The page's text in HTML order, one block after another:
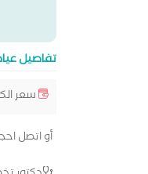
تفاصيل
سعر
أو اتصل